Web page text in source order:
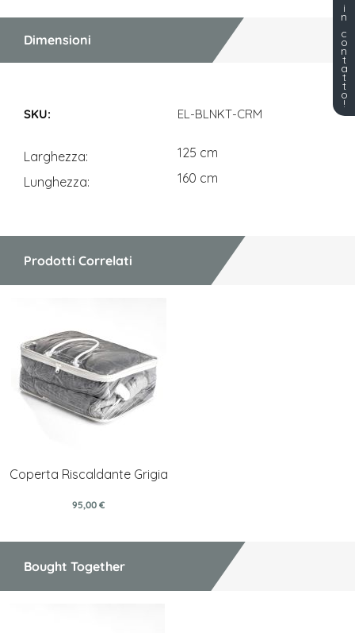
Dimensioni
EL-BLNKT-CRM
Larghezza
125 cm
Lunghezza
160 cm
Prodotti Correlati
Coperta Riscaldante Grigia
95,00 €
Bought Together
i
n
c
o
n
t
a
t
t
o
!